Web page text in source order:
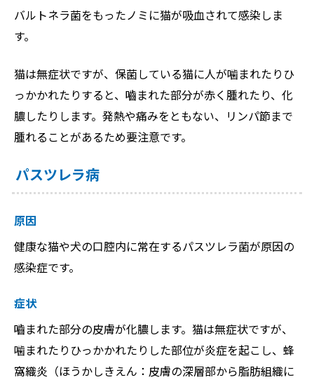
バルトネラ菌をもったノミに猫が吸血されて感染しま
す。
猫は無症状ですが、保菌している猫に人が噛まれたりひ
っかかれたりすると、嚙まれた部分が赤く腫れたり、化
膿したりします。発熱や痛みをともない、リンパ節まで
腫れることがあるため要注意です。
パスツレラ病
原因
健康な猫や犬の口腔内に常在するパスツレラ菌が原因の
感染症です。
症状
嚙まれた部分の皮膚が化膿します。猫は無症状ですが、
噛まれたりひっかかれたりした部位が炎症を起こし、蜂
窩織炎（ほうかしきえん：皮膚の深層部から脂肪組織に